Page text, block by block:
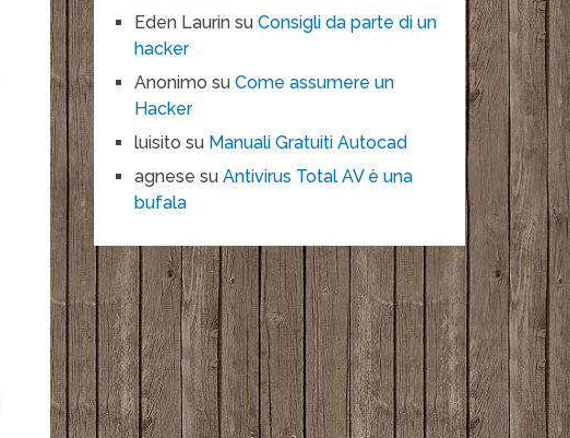
Eden Laurin suConsigli da parte di un
hacker
Anonimo suCome assumere un
Hacker
luisito su Manuali Gratuiti Autocad
agnese suAntivirus Total AV è una
bufala